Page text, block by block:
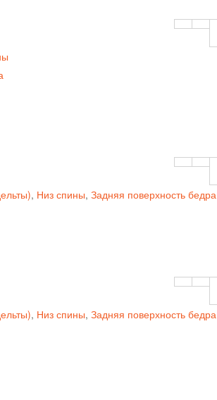
, Низ спины, Задняя поверхность бедра
, Низ спины, Задняя поверхность бедра